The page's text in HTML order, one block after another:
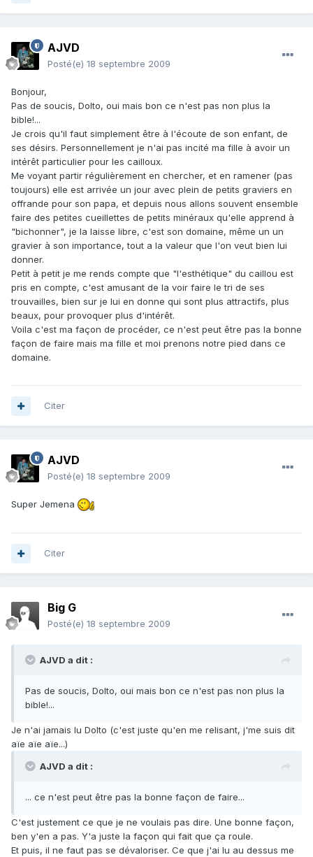
AJVD
Posté(e) 18 septembre 2009
Bonjour,
Pas de soucis, Dolto, oui mais bon ce n'est pas non plus la
bible!...
Je crois qu'il faut simplement être à l'écoute de son enfant, de
ses désirs. Personnellement je n'ai pas incité ma fille à avoir un
intérêt particulier pour les cailloux.
Me voyant partir régulièrement en chercher, et en ramener (pas
toujours) elle est arrivée un jour avec plein de petits graviers en
offrande pour son papa, et depuis nous allons souvent ensemble
faire des petites cueillettes de petits minéraux qu'elle apprend à
"bichonner", je la laisse libre, c'est son domaine, même un un
gravier à son importance, tout a la valeur que l'on veut bien lui
donner.
Petit à petit je me rends compte que "l'esthétique" du caillou est
pris en compte, c'est amusant de la voir faire le tri de ses
trouvailles, bien sur je lui en donne qui sont plus attractifs, plus
beaux, pour provoquer plus d'intérêt.
Voila c'est ma façon de procéder, ce n'est peut être pas la bonne
façon de faire mais ma fille et moi prenons notre pied dans ce
domaine.
Citer
AJVD
Posté(e) 18 septembre 2009
Super Jemena
Citer
Big G
Posté(e) 18 septembre 2009
AJVD a dit :
Pas de soucis, Dolto, oui mais bon ce n'est pas non plus la
bible!...
Je n'ai jamais lu Dolto (c'est juste qu'en me relisant, j'me suis dit
aïe aïe aïe...)
AJVD a dit :
... ce n'est peut être pas la bonne façon de faire...
C'est justement ce que je ne voulais pas dire. Une bonne façon,
ben y'en a pas. Y'a juste la façon qui fait que ça roule.
Et puis, il ne faut pas se dévaloriser. Ce que j'ai lu au dessus me